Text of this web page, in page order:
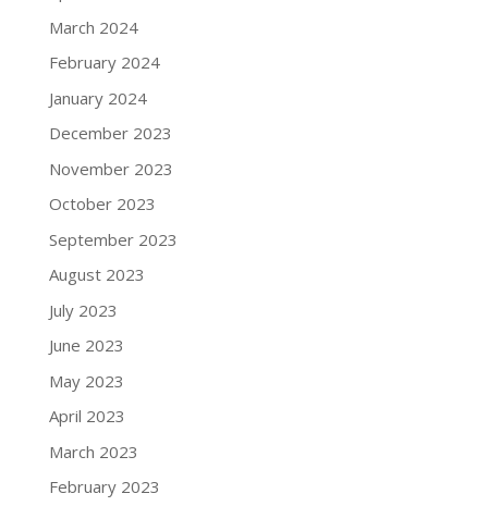
March 2024
February 2024
January 2024
December 2023
November 2023
October 2023
September 2023
August 2023
July 2023
June 2023
May 2023
April 2023
March 2023
February 2023